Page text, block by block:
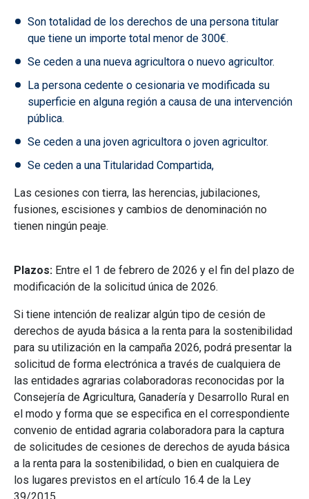
Son totalidad de los derechos de una persona titular
que tiene un importe total menor de 300€.
Se ceden a una nueva agricultora o nuevo agricultor.
La persona cedente o cesionaria ve modificada su
superficie en alguna región a causa de una intervención
pública.
Se ceden a una joven agricultora o joven agricultor.
Se ceden a una Titularidad Compartida,
Las cesiones con tierra, las herencias, jubilaciones,
fusiones, escisiones y cambios de denominación no
tienen ningún peaje.
Plazos: Entre el 1 de febrero de 2026 y el fin del plazo de
modificación de la solicitud única de 2026.
Si tiene intención de realizar algún tipo de cesión de
derechos de ayuda básica a la renta para la sostenibilidad
para su utilización en la campaña 2026, podrá presentar la
solicitud de forma electrónica a través de cualquiera de
las entidades agrarias colaboradoras reconocidas por la
Consejería de Agricultura, Ganadería y Desarrollo Rural en
el modo y forma que se especifica en el correspondiente
convenio de entidad agraria colaboradora para la captura
de solicitudes de cesiones de derechos de ayuda básica
a la renta para la sostenibilidad, o bien en cualquiera de
los lugares previstos en el artículo 16.4 de la Ley